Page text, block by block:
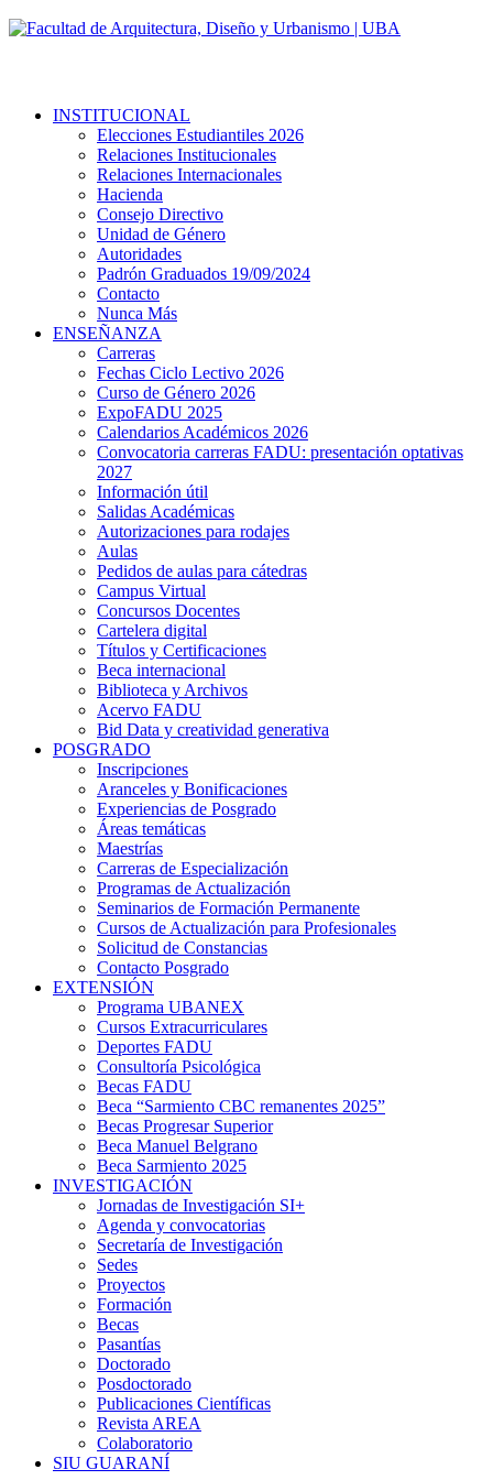
INSTITUCIONAL
Elecciones Estudiantiles 2026
Relaciones Institucionales
Relaciones Internacionales
Hacienda
Consejo Directivo
Unidad de Género
Autoridades
Padrón Graduados 19/09/2024
Contacto
Nunca Más
ENSEÑANZA
Carreras
Fechas Ciclo Lectivo 2026
Curso de Género 2026
ExpoFADU 2025
Calendarios Académicos 2026
Convocatoria carreras FADU: presentación optativas
2027
Información útil
Salidas Académicas
Autorizaciones para rodajes
Aulas
Pedidos de aulas para cátedras
Campus Virtual
Concursos Docentes
Cartelera digital
Títulos y Certificaciones
Beca internacional
Biblioteca y Archivos
Acervo FADU
Bid Data y creatividad generativa
POSGRADO
Inscripciones
Aranceles y Bonificaciones
Experiencias de Posgrado
Áreas temáticas
Maestrías
Carreras de Especialización
Programas de Actualización
Seminarios de Formación Permanente
Cursos de Actualización para Profesionales
Solicitud de Constancias
Contacto Posgrado
EXTENSIÓN
Programa UBANEX
Cursos Extracurriculares
Deportes FADU
Consultoría Psicológica
Becas FADU
Beca “Sarmiento CBC remanentes 2025”
Becas Progresar Superior
Beca Manuel Belgrano
Beca Sarmiento 2025
INVESTIGACIÓN
Jornadas de Investigación SI+
Agenda y convocatorias
Secretaría de Investigación
Sedes
Proyectos
Formación
Becas
Pasantías
Doctorado
Posdoctorado
Publicaciones Científicas
Revista AREA
Colaboratorio
SIU GUARANÍ